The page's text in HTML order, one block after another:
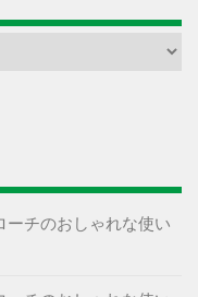
ーチのおしゃれな使い